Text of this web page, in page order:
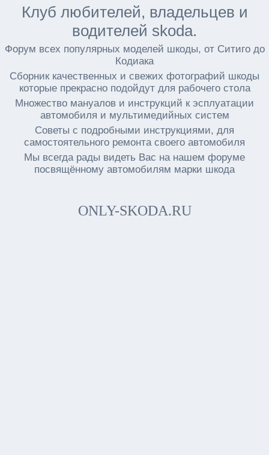
Клуб любителей, владельцев и
водителей skoda.
Форум всех популярных моделей шкоды, от Ситиго до
Кодиака
Сборник качественных и свежих фотографий шкоды
которые прекрасно подойдут для рабочего стола
Множество мануалов и инструкций к эсплуатации
автомобиля и мультимедийных систем
Советы с подробными инструкциями, для
самостоятельного ремонта своего автомобиля
Мы всегда рады видеть Вас на нашем форуме
посвящённому автомобилям марки шкода
ONLY-SKODA.RU